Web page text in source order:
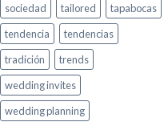
sociedad
tailored
tapabocas
tendencia
tendencias
tradición
trends
wedding invites
wedding planning